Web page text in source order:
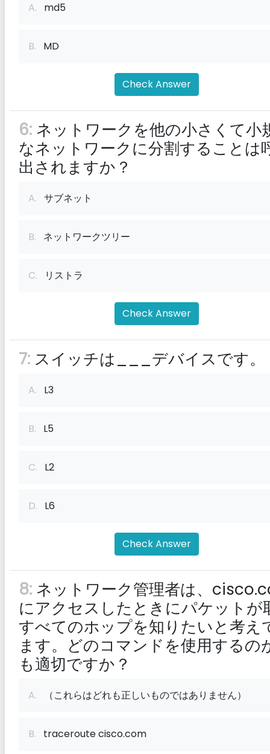
A. md5
B. MD
Check Answer
6: ネットワークを他の小さくて小
なネットワークに分割することは
出されますか？
A. サブネット
B. ネットワークツリー
C. リストラ
Check Answer
7: スイッチは___デバイスです。
A. L3
B. L5
C. L2
D. L6
Check Answer
8: ネットワーク管理者は、
にアクセスしたときにパケットが
すべてのホップを知りたいと考え
ます。どのコマンドを使用するの
も適切ですか？
A. （これらはどれも正しいものではありません）
B. traceroute cisco.com